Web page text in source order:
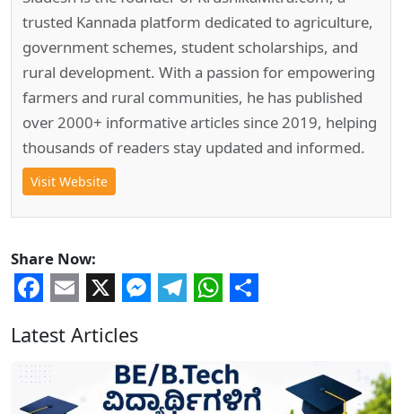
trusted Kannada platform dedicated to agriculture,
government schemes, student scholarships, and
rural development. With a passion for empowering
farmers and rural communities, he has published
over 2000+ informative articles since 2019, helping
thousands of readers stay updated and informed.
Visit Website
Share Now:
Facebook
Email
X Messenger
Telegram
WhatsApp
Share
Latest Articles